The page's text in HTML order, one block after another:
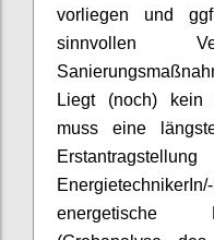
vorliegen und
sinnvollen
Liegt (noch) kein
muss eine
EnergietechnikerIn/-
energetische